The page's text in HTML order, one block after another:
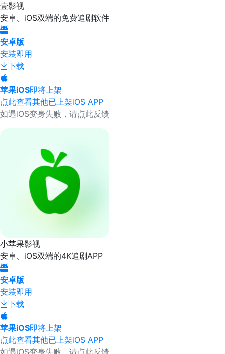
壹影视
安卓、iOS双端的免费追剧软件
安卓版
安装即用
下载
苹果iOS即将上架
点此查看其他已上架iOS APP
如遇iOS变身失败，请点此反馈
小苹果影视
安卓、iOS双端的4K追剧APP
安卓版
安装即用
下载
苹果iOS即将上架
点此查看其他已上架iOS APP
如遇iOS变身失败，请点此反馈